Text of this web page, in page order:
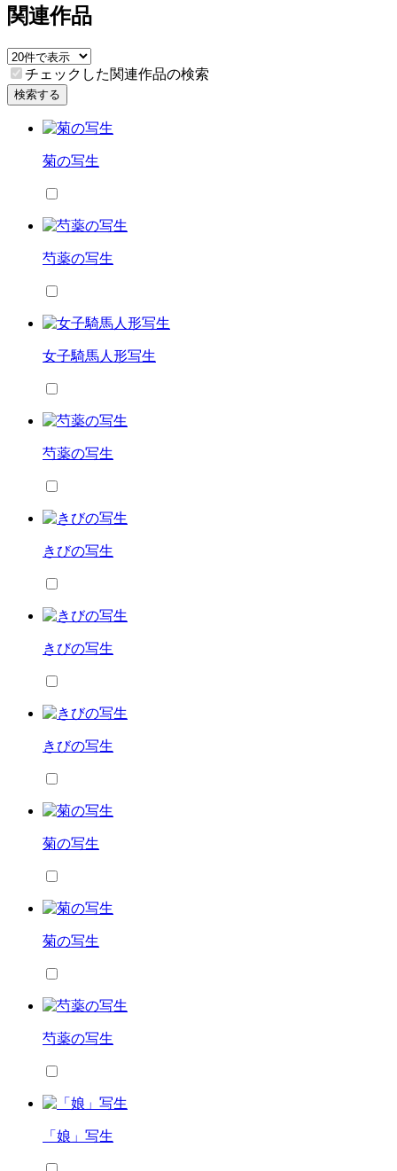
関連作品
チェックした関連作品の検索
検索する
菊の写生
芍薬の写生
女子騎馬人形写生
芍薬の写生
きびの写生
きびの写生
きびの写生
菊の写生
菊の写生
芍薬の写生
「娘」写生